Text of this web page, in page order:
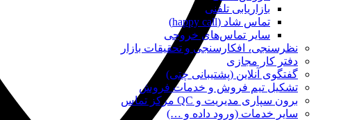
بازاریابی تلفنی
تماس شاد (happy call)
سایر تماس‌های خروجی
نظرسنجی، افکارسنجی و تحقیقات بازار
دفتر کار مجازی
گفتگوی آنلاین (پشتیبانی چتی)
تشکیل تیم فروش و خدمات فروش
برون سپاری مدیریت و QC مرکز تماس
سایر خدمات (ورود داده و …)